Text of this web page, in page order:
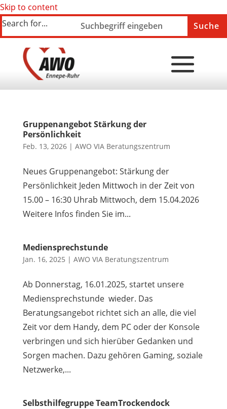
Skip to content
Search for...
Gruppenangebot Stärkung der
Persönlichkeit
Feb. 13, 2026| AWO VIA Beratungszentrum
Neues Gruppenangebot: Stärkung der
Persönlichkeit Jeden Mittwoch in der Zeit von
15.00 – 16:30 Uhrab Mittwoch, dem 15.04.2026
Weitere Infos finden Sie im...
Mediensprechstunde
Jan. 16, 2025 | AWO VIA Beratungszentrum
Ab Donnerstag, 16.01.2025, startet unsere
Mediensprechstunde wieder. Das
Beratungsangebot richtet sich an alle, die viel
Zeit vor dem Handy, dem PC oder der Konsole
verbringen und sich hierüber Gedanken und
Sorgen machen. Dazu gehören Gaming, soziale
Netzwerke,...
Selbsthilfegruppe TeamTrockendock